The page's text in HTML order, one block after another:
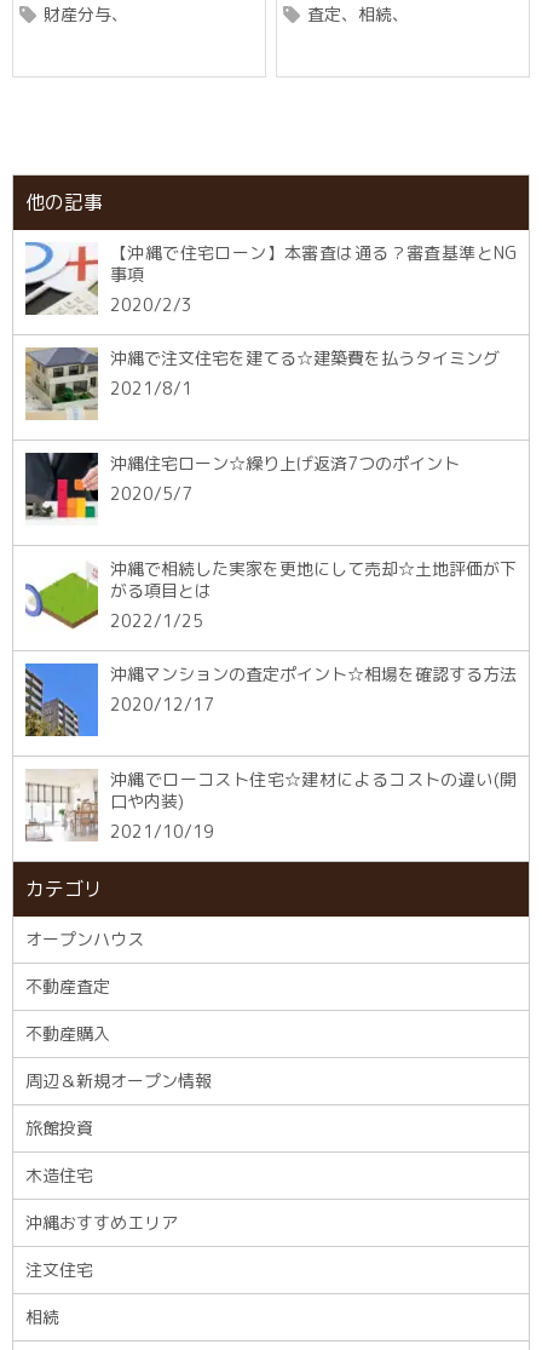
財産分与
査定
相続
他の記事
【沖縄で住宅ローン】本審査は通る？審査基準とNG
事項
2020/2/3
沖縄で注文住宅を建てる☆建築費を払うタイミング
2021/8/1
沖縄住宅ローン☆繰り上げ返済7つのポイント
2020/5/7
沖縄で相続した実家を更地にして売却☆土地評価が下
がる項目とは
2022/1/25
沖縄マンションの査定ポイント☆相場を確認する方法
2020/12/17
沖縄でローコスト住宅☆建材によるコストの違い(開
口や内装)
2021/10/19
カテゴリ
オープンハウス
不動産査定
不動産購入
周辺＆新規オープン情報
旅館投資
木造住宅
沖縄おすすめエリア
注文住宅
相続